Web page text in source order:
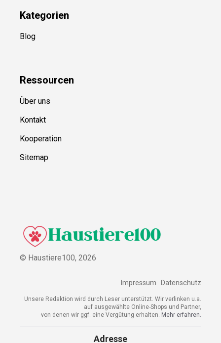
Kategorien
Blog
Ressourcen
Über uns
Kontakt
Kooperation
Sitemap
© Haustiere100, 2026
Impressum Datenschutz
Unsere Redaktion wird durch Leser unterstützt. Wir verlinken u.a.
auf ausgewählte Online-Shops und Partner,
von denen wir ggf. eine Vergütung erhalten. Mehr erfahren.
Adresse